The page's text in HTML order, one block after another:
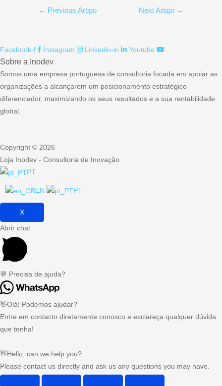
Navegação
← Previous Artigo Next Artigo →
Facebook-f Instagram Linkedin-in Youtube
Sobre a Inodev
Somos uma empresa portuguesa de consultoria focada em apoiar as
organizações a alcançarem um posicionamento estratégico
diferenciador, maximizando os seus resultados e a sua rentabilidade
global.
Copyright © 2026
Loja Inodev - Consultoria de Inovação
PT
EN PT
X
Abrir chat
💬 Precisa de ajuda?
👋Olá! Podemos ajudar?
Entre em contacto diretamente conosco e esclareça qualquer dúvida
que tenha!
👋Hello, can we help you?
Please contact us directly and ask us any questions you may have.